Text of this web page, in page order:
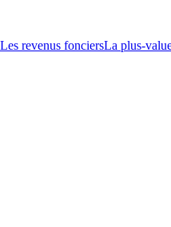
Les revenus fonciersLa plus-